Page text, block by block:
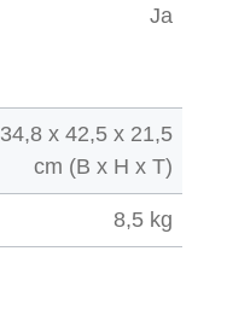
Ja
34,8 x 42,5 x 21,5
cm (B x H x T)
8,5 kg